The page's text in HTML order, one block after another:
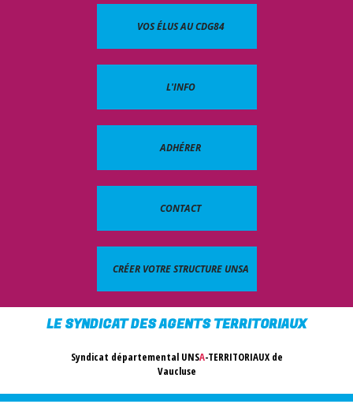
VOS ÉLUS AU CDG84
L'INFO
ADHÉRER
CONTACT
CRÉER VOTRE STRUCTURE UNSA
LE SYNDICAT DES AGENTS TERRITORIAUX
Syndicat départemental UNSA-TERRITORIAUX de
Vaucluse